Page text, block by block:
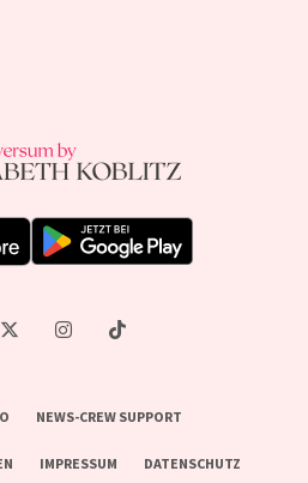
NEWS-CREW SUPPORT
IMPRESSUM DATENSCHUTZ